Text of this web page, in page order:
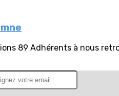
89 Adhérents à nous